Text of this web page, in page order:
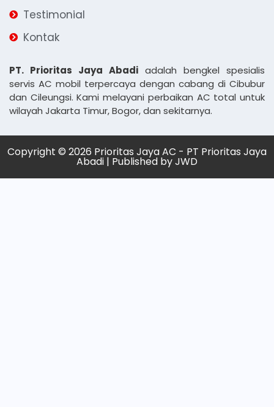
Testimonial
Kontak
PT. Prioritas Jaya Abadi adalah bengkel spesialis
servis AC mobil terpercaya dengan cabang di Cibubur
dan Cileungsi. Kami melayani perbaikan AC total untuk
wilayah Jakarta Timur, Bogor, dan sekitarnya.
Copyright © 2026 Prioritas Jaya AC - PT Prioritas Jaya
Abadi | Published byJWD